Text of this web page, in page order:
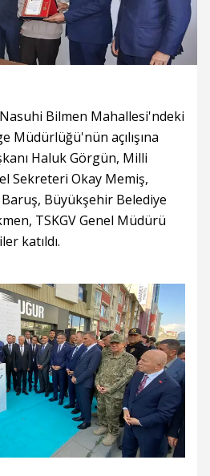
Bilmen Mahallesi'ndeki
Müdürlüğü'nün açılışına
Haluk Görgün, Milli
Sekreteri Okay Memiş,
Büyükşehir Belediye
TSKGV Genel Müdürü
katıldı.